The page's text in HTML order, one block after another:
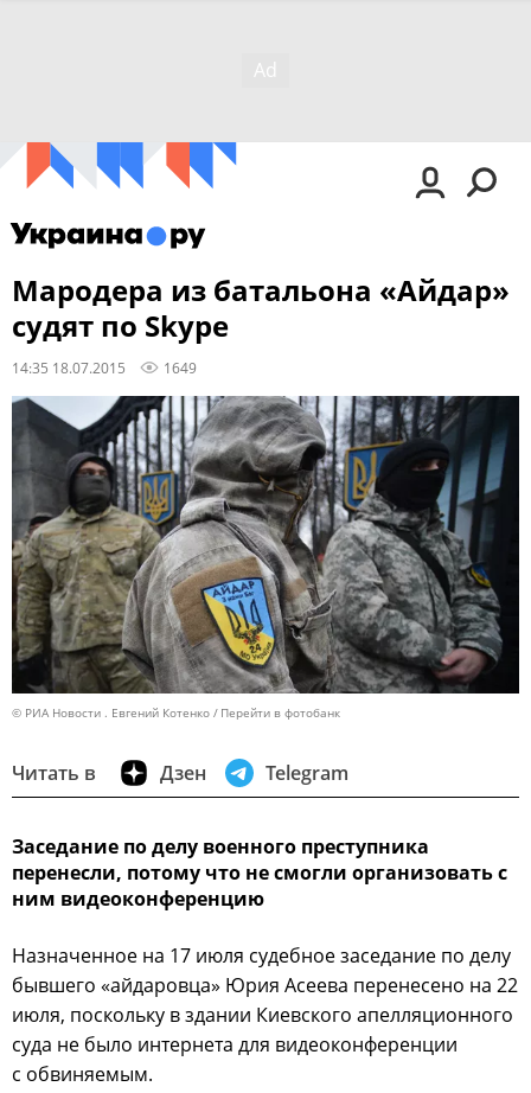
Мародера из батальона «Айдар»
судят по Skype
14:35 18.07.2015 1649
© РИА Новости . Евгений Котенко Перейти в фотобанк
Читать в Дзен Telegram
Заседание по делу военного преступника
перенесли, потому что не смогли организовать с
ним видеоконференцию
Назначенное на 17 июля судебное заседание по делу
бывшего «айдаровца» Юрия Асеева перенесено на 22
июля, поскольку в здании Киевского апелляционного
суда не было интернета для видеоконференции
с обвиняемым.